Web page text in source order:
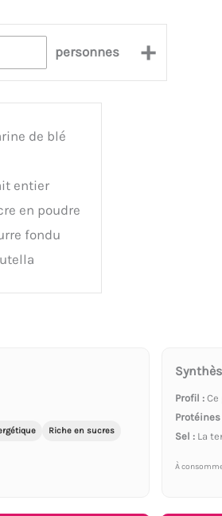
personnes +
de blé
entier
en poudre
fondu
Riche en sucres
Profil :
Protéines
Sel : La
À